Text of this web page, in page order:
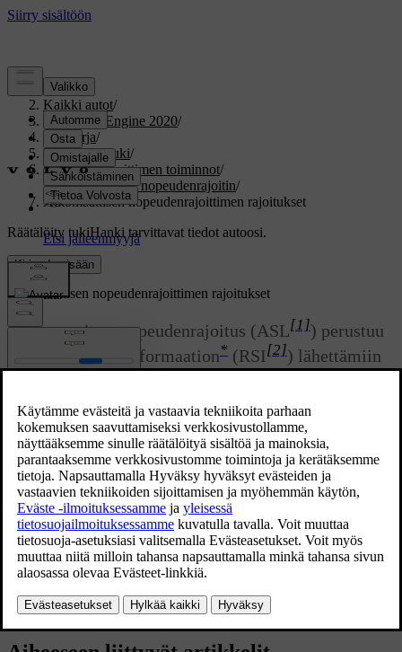
Tuki/
Kaikki autot/
V60 Twin Engine 2020/
Ohjekirja/
Kuljettajan tuki/
Nopeudenrajoittimen toiminnot/
Automaattinen nopeudenrajoitin/
Automaattisen nopeudenrajoittimen rajoitukset
Räätälöity tukiHanki tarvittavat tiedot autoosi.
Kirjaudu sisään
Päivitetty 09.11.2021
Automaattisen nopeudenrajoittimen rajoitukset
Automaattinen nopeudenrajoitus (ASL[1]) perustuu
liikennemerkki-informaation* (RSI[2]) lähettämiin
nopeustietoihin, ei auton ohittamiin
Jos liikennemerkkitietoja ei voida tulkita eikä kuljettajan
tukijärjestelmälle antaa nopeustietoja, automaattinen
nopeudenrajoitin asetetaan automaattisesti valmiustilaan ja siirrytään
käyttämään tavallista nopeudenrajoitinta. Kuljettajan pitää sellaisissa
tapauksissa itse puuttua tilanteeseen ja jarruttaa sopivalle nopeudelle.
Automaattinen nopeudenrajoitin aktivoituu uudelleen, kun
liikennemerkkitietoja voidaan taas tulkita ja nopeustietoja antaa.